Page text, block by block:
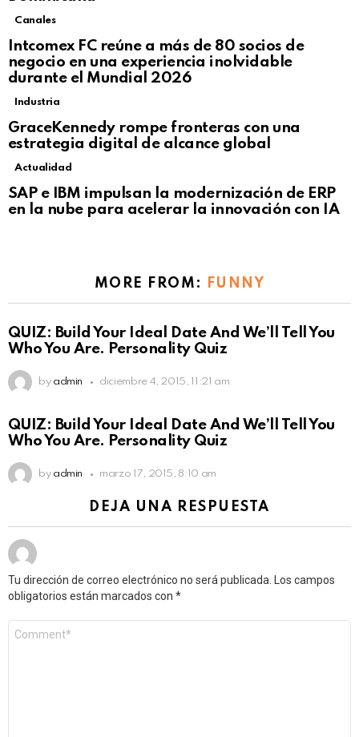
Canales
Intcomex FC reúne a más de 80 socios de
negocio en una experiencia inolvidable
durante el Mundial 2026
Industria
GraceKennedy rompe fronteras con una
estrategia digital de alcance global
Not Safe For Work
Click to view this post
Actualidad
SAP e IBM impulsan la modernización de ERP
en la nube para acelerar la innovación con IA
MORE FROM: FUNNY
QUIZ: Build Your Ideal Date And We’ll Tell You
Who You Are. Personality Quiz
by admin diciembre 4, 2015, 11:21 am
QUIZ: Build Your Ideal Date And We’ll Tell You
Who You Are. Personality Quiz
by admin marzo 17, 2015, 8:10 am
DEJA UNA RESPUESTA
Tu dirección de correo electrónico no será publicada.
Los campos
obligatorios están marcados con *